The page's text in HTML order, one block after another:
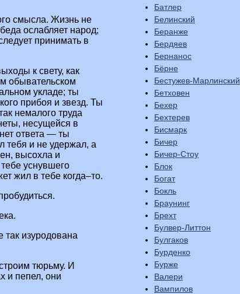
смысла. Жизнь не
ослабляет народ;
принимать в
к свету, как
обывательском
укладе; ты
прибоя и звезд. Ты
немалого труда
несущейся в
ответа — ты
тебя и не удержал, а
высохла и
уснувшего
жил в тебе когда–то.
так изуродована
тюрьму. И
и пепел, они
Батлер
Белинский
Беранже
Бердяев
Бернанос
Бёрне
Бестужев-Марлинский
Бетховен
Бехер
Бехтерев
Бисмарк
Бичер
Бичер-Стоу
Блок
Богат
Бокль
Браунинг
Брехт
Булвер-Литтон
Булгаков
Бурденко
Бурже
Валери
Вампилов